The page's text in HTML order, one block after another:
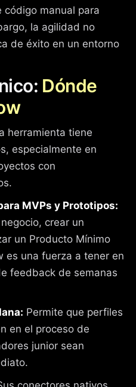
manual para
la agilidad no
de éxito en un entorno
Dónde
herramienta tiene
especialmente en
con
MVPs y Prototipos:
crear un
un Producto Mínimo
es una fuerza a tener en
feedback de semanas
Permite que perfiles
en el proceso de
junior sean